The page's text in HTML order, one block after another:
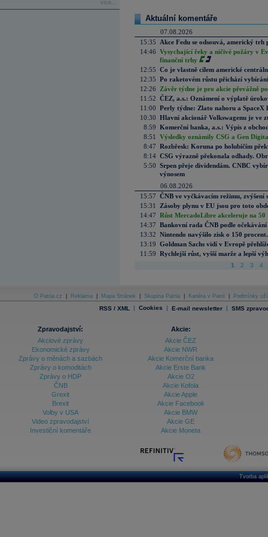
více...
Aktuální komentáře
07.08.2026
15:35
Akce Fedu se odsouvá, americký
14:46 Vysychající řeky a ničivé požáry v
finanční trhy
12:55 Co je vlastně cílem americké
12:35 Po raketovém růstu přichází
12:26
Závěr týdne je pro akcie převážně
11:52 ČEZ, a.s.: Oznámení o výplatě
11:00 Perly týdne: Zlato nahoru a SpaceX
10:30 Hlavní akcionář Volkswagenu je ve
8:59 Komerční banka, a.s.: Výpis z
8:51
Výsledky oznámily CSG a Gen
8:47 Rozbřesk: Koruna po holubičím
8:14 CSG výrazně překonala odhady.
5:50 Srpen přeje dividendám. CNBC
výnosem
06.08.2026
15:57 ČNB ve vyčkávacím režimu, zvýšení
15:31
Zásoby plynu v EU jsou pro toto
14:47 Růst MercadoLibre akceleruje na
14:37 Bankovní rada ČNB podle
13:32 Nintendo navýšilo zisk o 150
13:19 Goldman Sachs vidí v Evropě
11:59 Rychlejší růst, vyšší marže a lepší
1 2 3 4
O Patria.cz Reklama Mapa Stránek Skupina Patria Kariéra v Patrii Podmínky
RSS / XML | Cookies | E-mail newsletter | SMS
Zpravodajství:
Akciové zprávy
Ekonomické zprávy
Zprávy o měnách a sazbách
Zprávy o komoditách
Zprávy o HDP
ČNB
Grexit
Brexit
Volby v USA
Video zpravodajství
Investiční komentáře
Akcie:
Akcie ČEZ
Akcie NWR
Akcie Komerční banka
Akcie Erste Bank
Akcie O2
Akcie Kofola
Akcie Apple
Akcie Facebook
Akcie BMW
Akcie GE
Akcie Moneta
Tvorba